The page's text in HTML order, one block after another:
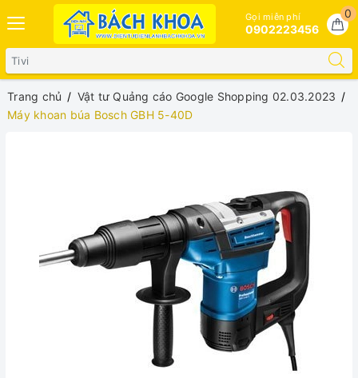
0
Gọi miễn phí
0902223456
Trang chủ
Vật tư Quảng cáo Google Shopping 02.03.2023
Máy khoan búa Bosch GBH 5-40D